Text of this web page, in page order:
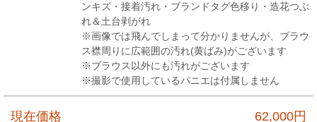
ンキズ・接着汚れ・ブランドタグ色移り・造花つぶ
れ＆土台剥がれ
※画像では飛んでしまって分かりませんが、ブラウ
ス襟周りに広範囲の汚れ(黄ばみ)がございます
※ブラウス以外にも汚れがございます
※撮影で使用しているパニエは付属しません
現在価格 62,000円